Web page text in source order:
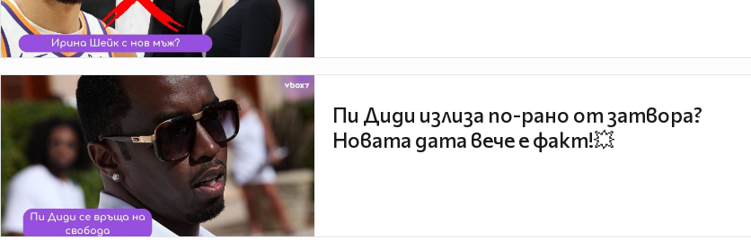
Пи Диди излиза по-рано от затвора?
Новата дата вече е факт!💥